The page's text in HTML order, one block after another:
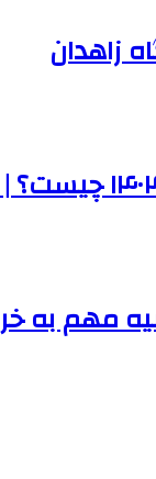
زاهدان
مهم به